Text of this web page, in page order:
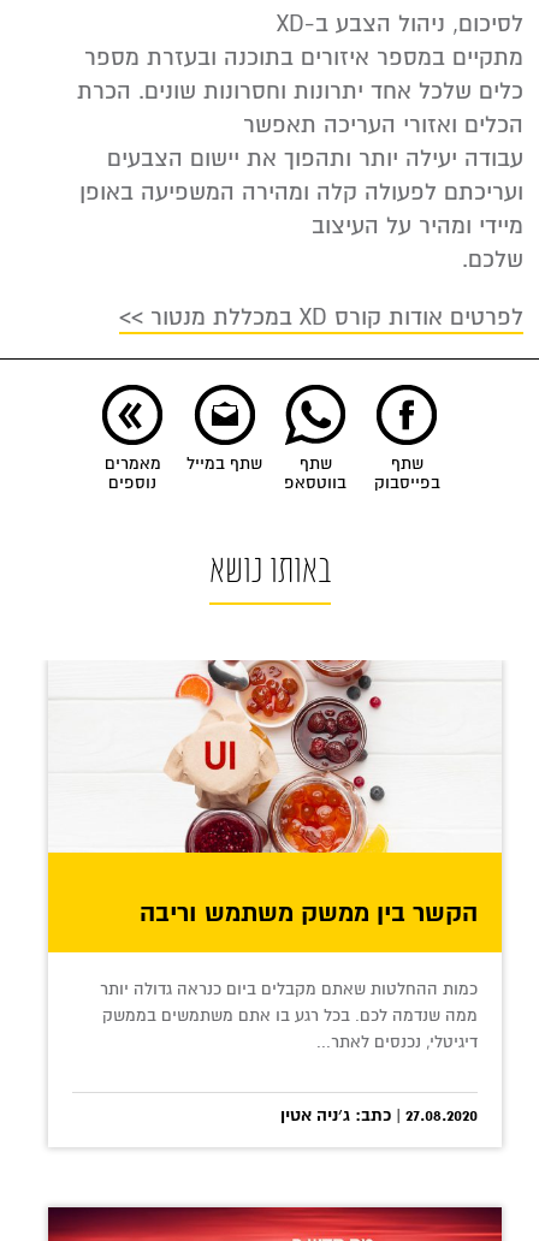
לסיכום, ניהול הצבע ב-XD
מתקיים במספר איזורים בתוכנה ובעזרת מספר
כלים שלכל אחד יתרונות וחסרונות שונים. הכרת
הכלים ואזורי העריכה תאפשר
עבודה יעילה יותר ותהפוך את יישום הצבעים
ועריכתם לפעולה קלה ומהירה המשפיעה באופן
מיידי ומהיר על העיצוב
שלכם.
לפרטים אודות קורס XD במכללת מנטור >>
שתף
בפייסבוק
שתף
בווטסאפ
שתף במייל
מאמרים
נוספים
באותו נושא
הקשר בין ממשק משתמש וריבה
כמות ההחלטות שאתם מקבלים ביום כנראה גדולה יותר
ממה שנדמה לכם. בכל רגע בו אתם משתמשים בממשק
דיגיטלי, נכנסים לאתר...
27.08.2020 | כתב: ג׳ניה אטין